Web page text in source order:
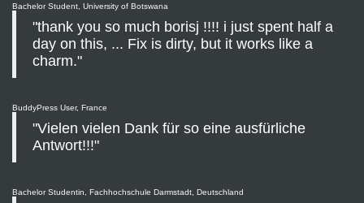
Bachelor Student, University of Botswana
"thank you so much borisj !!!! i just spent half a
day on this, ... Fix is dirty, but it works like a
charm."
BuddyPress User, France
"Vielen vielen Dank für so eine ausfürliche
Antwort!!!"
Bachelor Studentin, Fachhochschule Darmstadt, Deutschland